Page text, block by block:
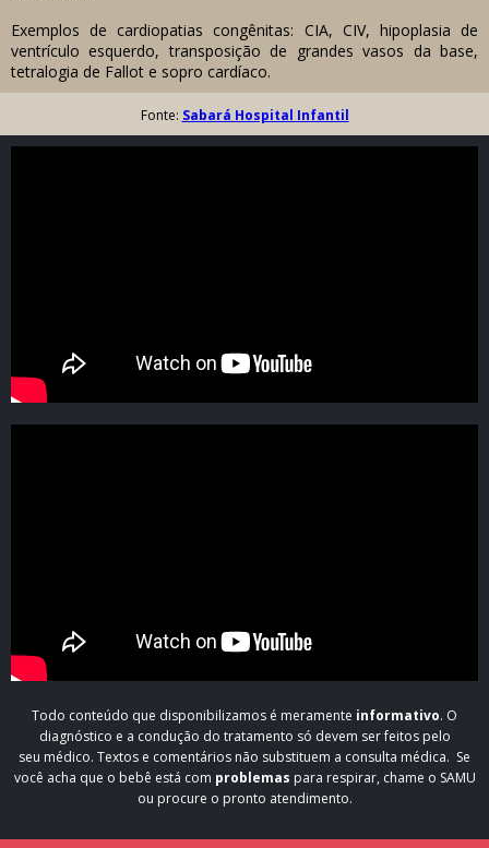
Exemplos de cardiopatias congênitas: CIA, CIV, hipoplasia de
ventrículo esquerdo, transposição de grandes vasos da base,
tetralogia de Fallot e sopro cardíaco.
Fonte: Sabará Hospital Infantil
Todo conteúdo que disponibilizamos é meramente informativo. O
diagnóstico e a condução do tratamento só devem ser feitos pelo
seu médico. Textos e comentários não substituem a consulta médica. Se
você acha que o bebê está com problemas para respirar, chame o SAMU
ou procure o pronto atendimento.